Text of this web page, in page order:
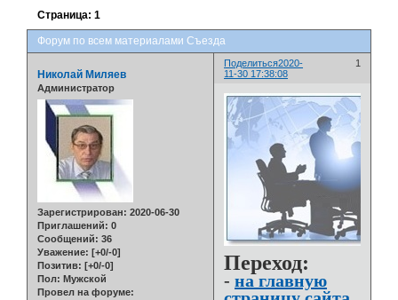
Форум по всем материалами Съезда
Страница:1
Поделиться 1
2020-
11-30 17:38:08
Николай Миляев
Администратор
Зарегистрирован: 2020-06-30
Приглашений: 0
Сообщений: 36
Уважение: [+0/-0]
Позитив: [+0/-0]
Пол: Мужской
Провел на форуме:
Переход:
-на главную